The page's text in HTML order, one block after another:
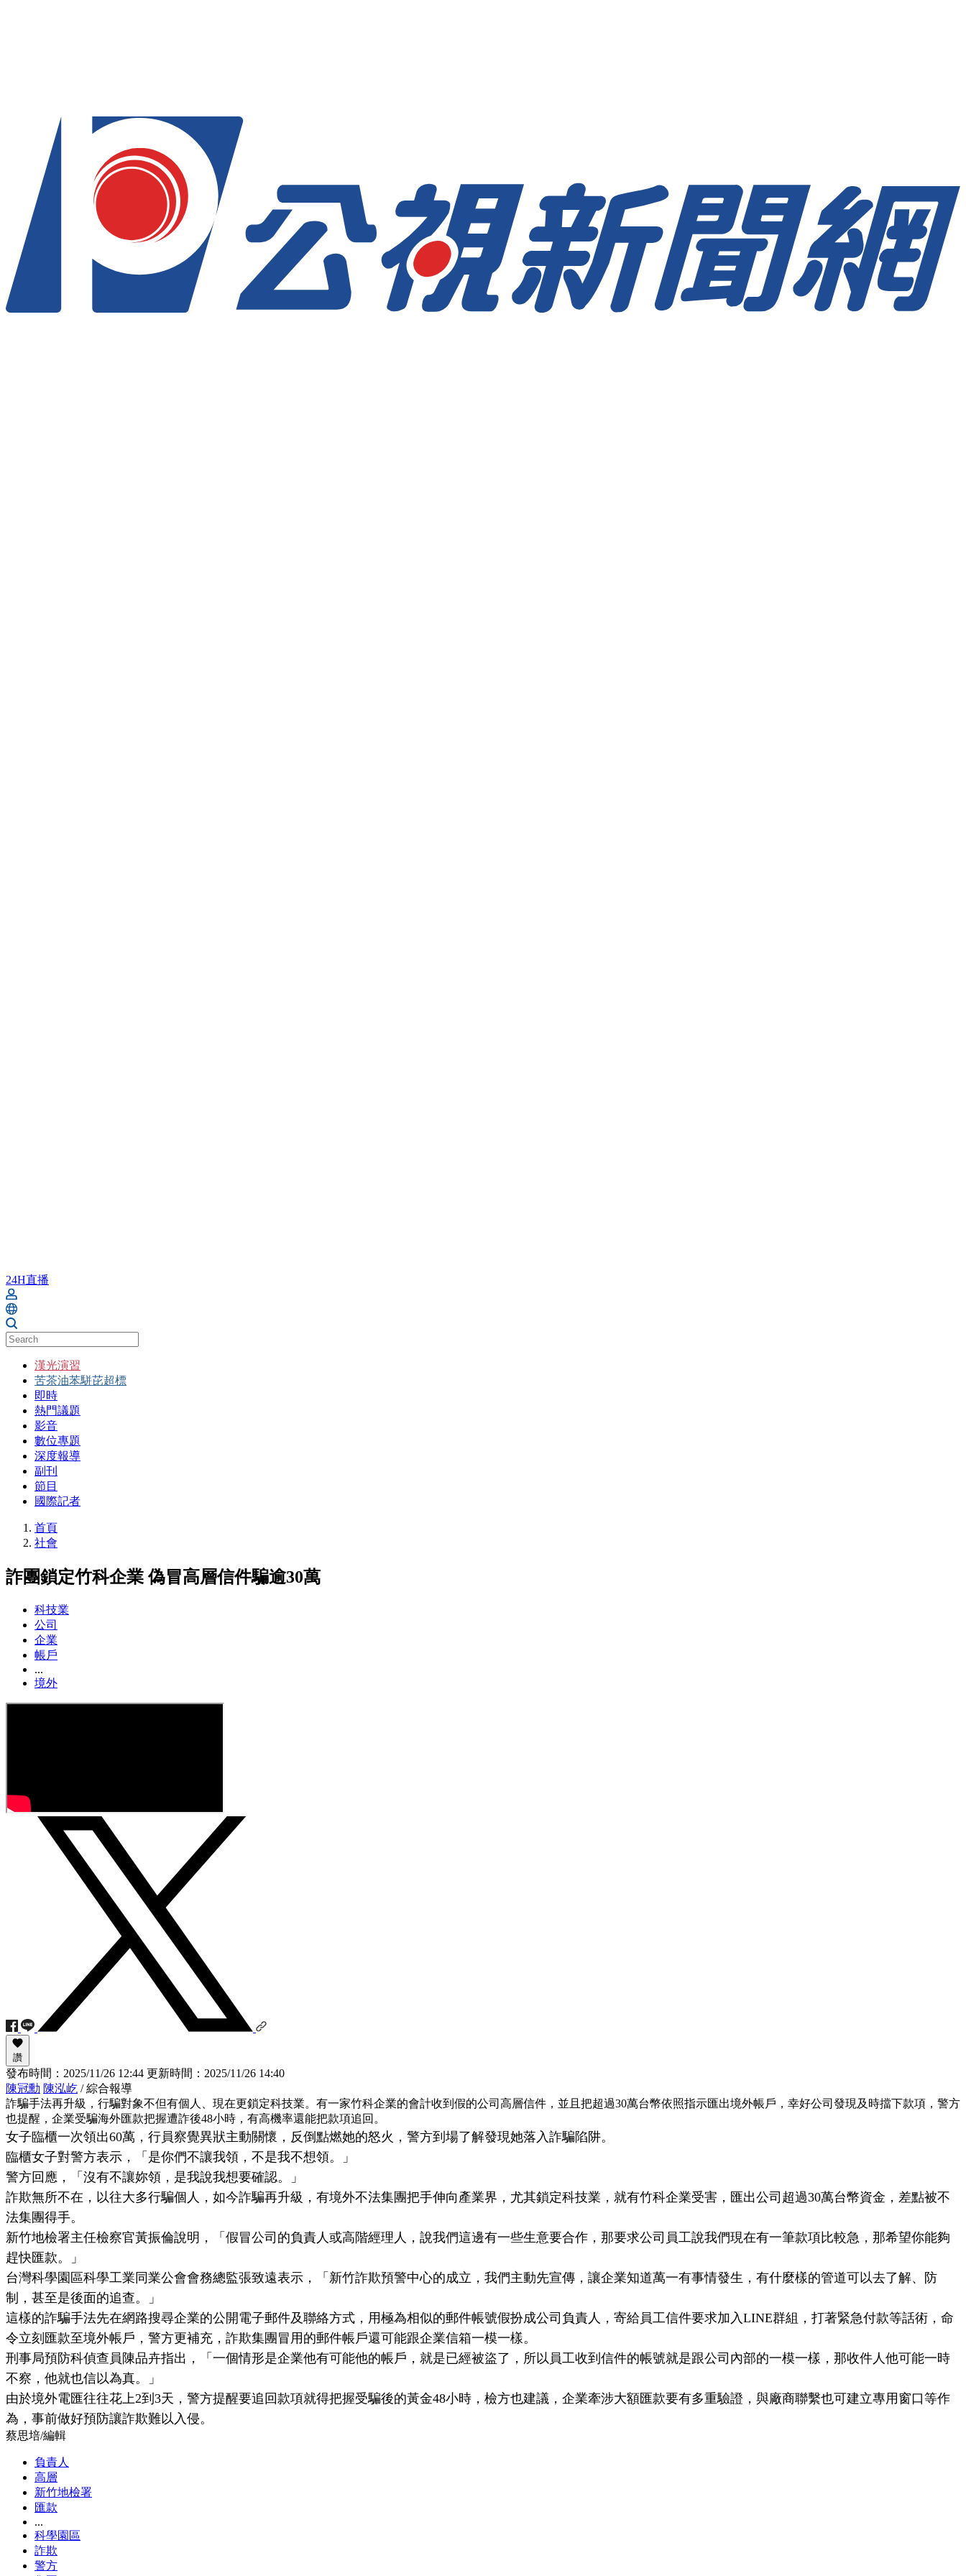
24H直播
漢光演習
苦茶油苯駢芘超標
即時
熱門議題
影音
數位專題
深度報導
副刊
節目
國際記者
首頁
社會
詐團鎖定竹科企業 偽冒高層信件騙逾30萬
科技業
公司
企業
帳戶
...
境外
讚
發布時間： 2025/11/26 12:44 更新時間： 2025/11/26 14:40
陳冠勳 陳泓屹 / 綜合報導
詐騙手法再升級，行騙對象不但有個人、現在更鎖定科技業。有一家竹科企業的會計收到假的公司高層信件，並且把超過30萬台幣依照指示匯出境外帳戶，幸好公司發現及時擋下款項，警方
也提醒，企業受騙海外匯款把握遭詐後48小時，有高機率還能把款項追回。
女子臨櫃一次領出60萬，行員察覺異狀主動關懷，反倒點燃她的怒火，警方到場了解發現她落入詐騙陷阱。
臨櫃女子對警方表示，「是你們不讓我領，不是我不想領。」
警方回應，「沒有不讓妳領，是我說我想要確認。」
詐欺無所不在，以往大多行騙個人，如今詐騙再升級，有境外不法集團把手伸向產業界，尤其鎖定科技業，就有竹科企業受害，匯出公司超過30萬台幣資金，差點被不
法集團得手。
新竹地檢署主任檢察官黃振倫說明，「假冒公司的負責人或高階經理人，說我們這邊有一些生意要合作，那要求公司員工說我們現在有一筆款項比較急，那希望你能夠
趕快匯款。」
台灣科學園區科學工業同業公會會務總監張致遠表示，「新竹詐欺預警中心的成立，我們主動先宣傳，讓企業知道萬一有事情發生，有什麼樣的管道可以去了解、防
制，甚至是後面的追查。」
這樣的詐騙手法先在網路搜尋企業的公開電子郵件及聯絡方式，用極為相似的郵件帳號假扮成公司負責人，寄給員工信件要求加入LINE群組，打著緊急付款等話術，命
令立刻匯款至境外帳戶，警方更補充，詐欺集團冒用的郵件帳戶還可能跟企業信箱一模一樣。
刑事局預防科偵查員陳品卉指出，「一個情形是企業他有可能他的帳戶，就是已經被盜了，所以員工收到信件的帳號就是跟公司內部的一模一樣，那收件人他可能一時
不察，他就也信以為真。」
由於境外電匯往往花上2到3天，警方提醒要追回款項就得把握受騙後的黃金48小時，檢方也建議，企業牽涉大額匯款要有多重驗證，與廠商聯繫也可建立專用窗口等作
為，事前做好預防讓詐欺難以入侵。
蔡思培/編輯
負責人
高層
新竹地檢署
匯款
...
科學園區
詐欺
警方